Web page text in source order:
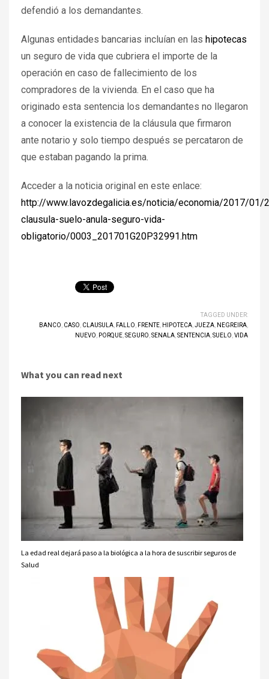
defendió a los demandantes.
Algunas entidades bancarias incluían en las hipotecas
un seguro de vida que cubriera el importe de la
operación en caso de fallecimiento de los
compradores de la vivienda. En el caso que ha
originado esta sentencia los demandantes no llegaron
a conocer la existencia de la cláusula que firmaron
ante notario y solo tiempo después se percataron de
que estaban pagando la prima.
Acceder a la noticia original en este enlace:
http://www.lavozdegalicia.es/noticia/economia/2017/01/
clausula-suelo-anula-seguro-vida-
obligatorio/0003_201701G20P32991.htm
TAGGED UNDER:
BANCO, CASO, CLAUSULA, FALLO, FRENTE, HIPOTECA,JUEZA, NEGREIRA,
NUEVO, PORQUE,SEGURO,SENALA,SENTENCIA,SUELO,VIDA
What you can read next
La edad real dejará paso a la biológica a la hora de suscribir seguros de
Salud